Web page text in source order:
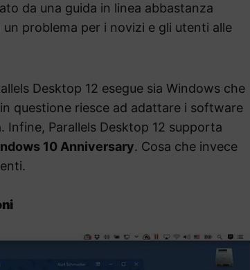
da una guida in linea abbastanza
problema per i novizi e gli utenti alle
Desktop 12 esegue sia Windows che
questione riesce ad adattare i software
Parallels Desktop 12 supporta
10 Anniversary. Cosa che invece